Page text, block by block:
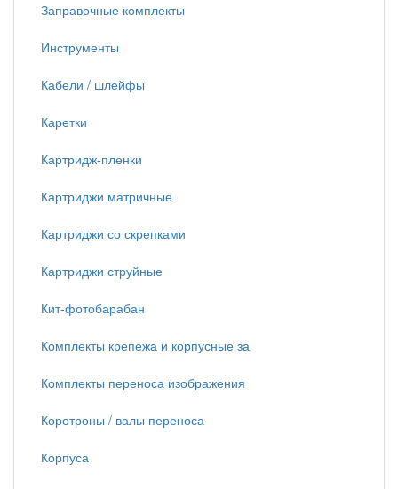
Заправочные комплекты
Инструменты
Кабели / шлейфы
Каретки
Картридж-пленки
Картриджи матричные
Картриджи со скрепками
Картриджи струйные
Кит-фотобарабан
Комплекты крепежа и корпусные за
Комплекты переноса изображения
Коротроны / валы переноса
Корпуса